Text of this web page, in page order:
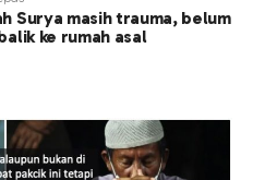
Surya masih trauma, belum
ke rumah asal